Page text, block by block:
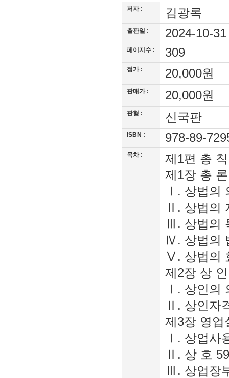
저자 : 김광록
출판일 : 2024-10-
페이지수 : 309
정가 : 20,000원
판매가 : 20,000원
판형 : 신국판
ISBN : 978-89-
목차 :
제1편 총
제1장 총
Ⅰ. 상법의
Ⅱ. 상법의
Ⅲ. 상법의
Ⅳ. 상법의
Ⅴ. 상법의
제2장 상
Ⅰ. 상인의
Ⅱ. 상인자
제3장 영업
Ⅰ. 상업사
Ⅱ. 상 호 59
Ⅲ. 상업장